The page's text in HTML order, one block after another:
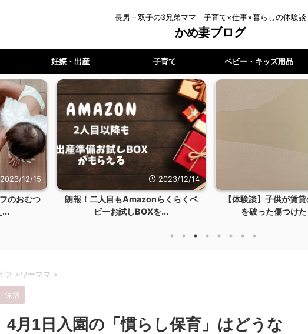
長男＋双子の3兄弟ママ｜子育て×仕事×暮らしの体験談
かめ妻ブログ
妊娠・出産 子育て ベビー・キッズ用品
2023/12/14
くらくベ
...
2023/11/14
【体験談】子供が賃貸の壁紙クロス
を破った傷つけた！火災...
アレクサ Echo Show
適！使える
フ > ワーママ >
保活
4月1日入園の「慣らし保育」はどうな